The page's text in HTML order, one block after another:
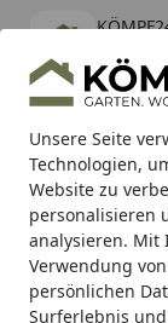
Unsere Seite
Technologien,
Website zu
personalisieren
analysieren. Mit
Verwendung
persönlichen
Surferlebnis
kostenlos -
Alle Produkte
Mein Konto
Suchen
Karibu Pools